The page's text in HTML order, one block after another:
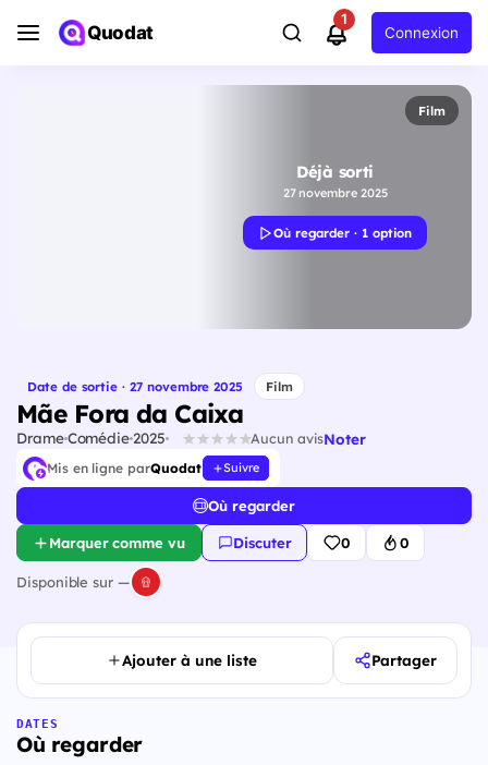
Quodat
1
Connexion
Film
Déjà sorti
27 novembre 2025
Où regarder · 1 option
Date de sortie · 27 novembre 2025 Film
Mãe Fora da Caixa
DrameComédie 2025 Aucun avisNoter
Mis en ligne parQuodat Suivre
Où regarder
Marquer comme vu Discuter 0 0
Disponible sur —
Ajouter à une liste Partager
DATES
Où regarder